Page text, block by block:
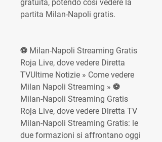
gratuita, potendo così vedere la
partita Milan-Napoli gratis.
⚽ Milan-Napoli Streaming Gratis
Roja Live, dove vedere Diretta
TVUltime Notizie » Come vedere
Milan Napoli Streaming » ⚽
Milan-Napoli Streaming Gratis
Roja Live, dove vedere Diretta TV
Milan-Napoli Streaming Gratis: le
due formazioni si affrontano oggi